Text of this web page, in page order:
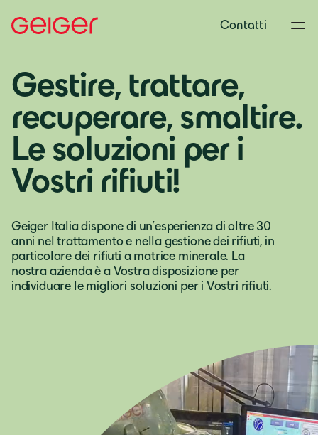
Contatti
Gestire, trattare,
recuperare, smaltire.­
Le soluzioni per i
Vostri rifiuti!
Geiger Italia dispone di un'esperienza di oltre 30
anni nel trattamento e nella gestione dei rifiuti, in
particolare dei rifiuti a matrice minerale. La
nostra azienda è a Vostra disposizione per
individuare le migliori soluzioni per i Vostri rifiuti.
Deutschland
Deutsch